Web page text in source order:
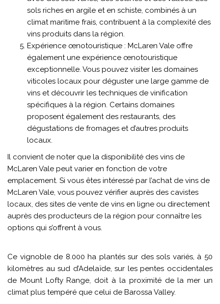
sols riches en argile et en schiste, combinés à un
climat maritime frais, contribuent à la complexité des
vins produits dans la région.
Expérience œnotouristique : McLaren Vale offre
également une expérience œnotouristique
exceptionnelle. Vous pouvez visiter les domaines
viticoles locaux pour déguster une large gamme de
vins et découvrir les techniques de vinification
spécifiques à la région. Certains domaines
proposent également des restaurants, des
dégustations de fromages et d’autres produits
locaux.
Il convient de noter que la disponibilité des vins de
McLaren Vale peut varier en fonction de votre
emplacement. Si vous êtes intéressé par l’achat de vins de
McLaren Vale, vous pouvez vérifier auprès des cavistes
locaux, des sites de vente de vins en ligne ou directement
auprès des producteurs de la région pour connaître les
options qui s’offrent à vous.
Ce vignoble de 8.000 ha plantés sur des sols variés, à 50
kilomètres au sud d’Adelaïde, sur les pentes occidentales
de Mount Lofty Range, doit à la proximité de la mer un
climat plus tempéré que celui de Barossa Valley.